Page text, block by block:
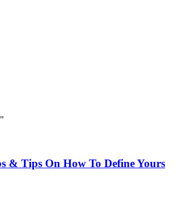
& Tips On How To Define Yours